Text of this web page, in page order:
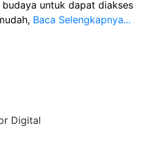
untuk dapat diakses
Baca Selengkapnya...
Digital